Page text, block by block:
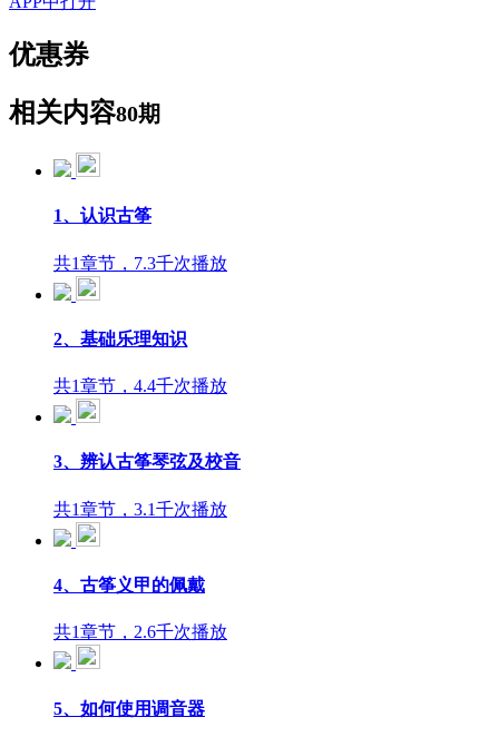
优惠券
相关内容80期
1、认识古筝
共1章节，7.3千次播放
2、基础乐理知识
共1章节，4.4千次播放
3、辨认古筝琴弦及校音
共1章节，3.1千次播放
4、古筝义甲的佩戴
共1章节，2.6千次播放
5、如何使用调音器